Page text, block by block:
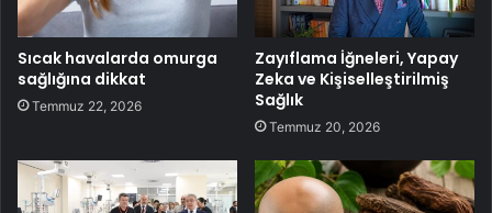
Sıcak havalarda omurga
sağlığına dikkat
Temmuz 22, 2026
Zayıflama İğneleri, Yapay
Zeka ve Kişiselleştirilmiş
Sağlık
Temmuz 20, 2026